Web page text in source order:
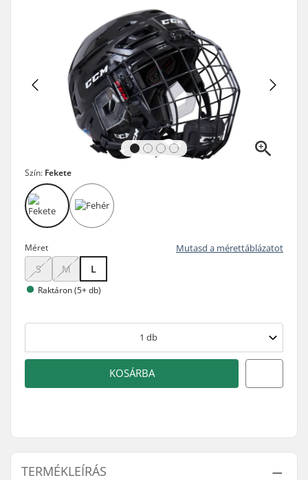
Szín: Fekete
Méret Mutasd a mérettáblázatot
S M L
Raktáron (5+ db)
1 db
KOSÁRBA
TERMÉKLEÍRÁS